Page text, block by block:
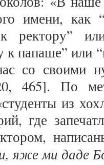
имени, как
ректору”
к папаше” или
со своими
465]. По
из
где
яже ми даде